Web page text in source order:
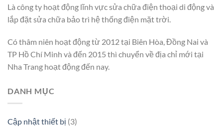
Là công ty hoạt động lĩnh vực sửa chữa điện thoại di động và
lắp đặt sửa chữa bảo trì hệ thống điện mặt trời.
Có thâm niên hoạt động từ 2012 tại Biên Hòa, Đồng Nai và
TP Hồ Chí Minh và đến 2015 thì chuyển về địa chỉ mới tại
Nha Trang hoạt động đến nay.
DANH MỤC
Cập nhật thiết bị (3)